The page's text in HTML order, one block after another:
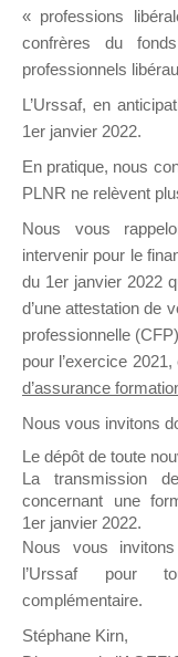
Ce groupe
Formation
Propositions
sur lequel il
ou poser
NB : Il est
pouvoir
« professions
confrères du
professionnels
L’Urssaf, en
1er janvier 2022.
En pratique, nous
PLNR ne relèvent
Nous vous
intervenir pour le
du 1er janvier 2022
d’une attestation de
professionnelle
pour l’exercice
d’assurance
Nous vous invitons
Le dépôt de toute
La transmission
concernant une
1er janvier 2022.
Nous vous
l’Urssaf pour
complémentaire.
Stéphane Kirn,